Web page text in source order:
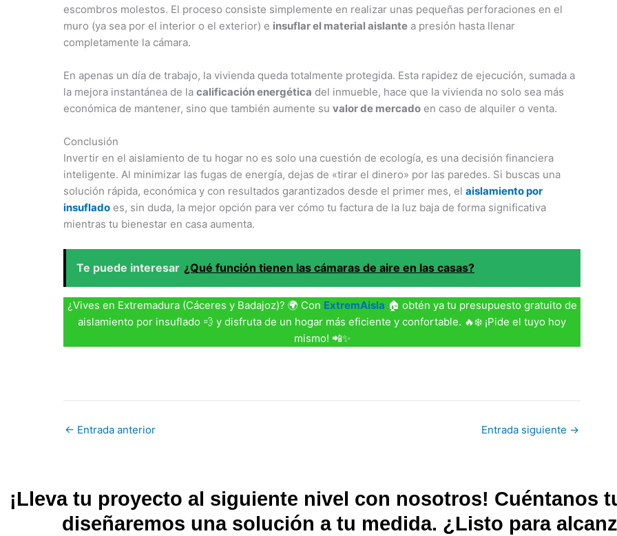
escombros molestos. El proceso consiste simplemente en realizar unas pequeñas perforaciones en el
muro (ya sea por el interior o el exterior) e insuflar el material aislante a presión hasta llenar
completamente la cámara.
En apenas un día de trabajo, la vivienda queda totalmente protegida. Esta rapidez de ejecución, sumada a
la mejora instantánea de la calificación energética del inmueble, hace que la vivienda no solo sea más
económica de mantener, sino que también aumente su valor de mercado en caso de alquiler o venta.
Conclusión
Invertir en el aislamiento de tu hogar no es solo una cuestión de ecología, es una decisión financiera
inteligente. Al minimizar las fugas de energía, dejas de «tirar el dinero» por las paredes. Si buscas una
solución rápida, económica y con resultados garantizados desde el primer mes, el aislamiento por
insuflado es, sin duda, la mejor opción para ver cómo tu factura de la luz baja de forma significativa
mientras tu bienestar en casa aumenta.
Te puede interesar ¿Qué función tienen las cámaras de aire en las casas?
¿Vives en Extremadura (Cáceres y Badajoz)? 🌍 Con ExtremAisla 🏠 obtén ya tu presupuesto gratuito de
aislamiento por insuflado 💨 y disfruta de un hogar más eficiente y confortable. 🔥❄️ ¡Pide el tuyo hoy
mismo! 📲✨
← Entrada anterior Entrada siguiente →
¡Lleva tu proyecto al siguiente nivel con nosotros! Cuéntanos
diseñaremos una solución a tu medida. ¿Listo para